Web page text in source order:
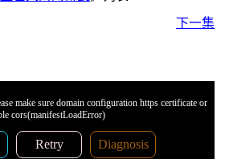
下一集